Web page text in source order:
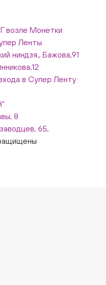
возле Монетки
Ленты
ниндзя,, Бажова,91
в Супер Ленту
8
65,